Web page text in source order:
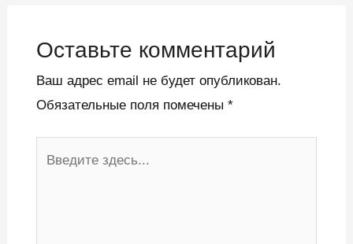
Оставьте комментарий
Ваш адрес email не будет опубликован.
Обязательные поля помечены *